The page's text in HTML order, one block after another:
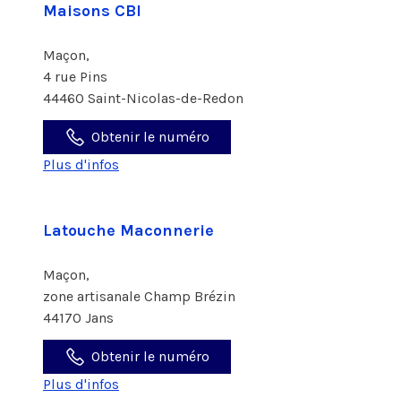
Maisons CBI
Maçon,
4 rue Pins
44460 Saint-Nicolas-de-Redon
Obtenir le numéro
Plus d'infos
Latouche Maconnerie
Maçon,
zone artisanale Champ Brézin
44170 Jans
Obtenir le numéro
Plus d'infos